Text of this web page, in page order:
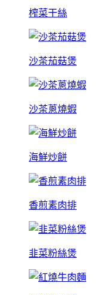
榨菜干絲
沙茶茄菇煲
沙茶蔥燒蝦
海鮮炒餅
香煎素肉排
韭菜粉絲煲